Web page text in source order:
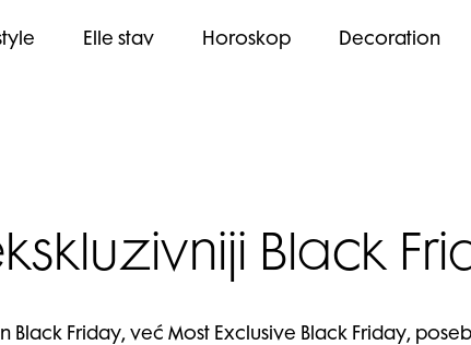
Elle stav Horoskop Decoration
Black
Black Friday, već Most Exclusive Black Friday,